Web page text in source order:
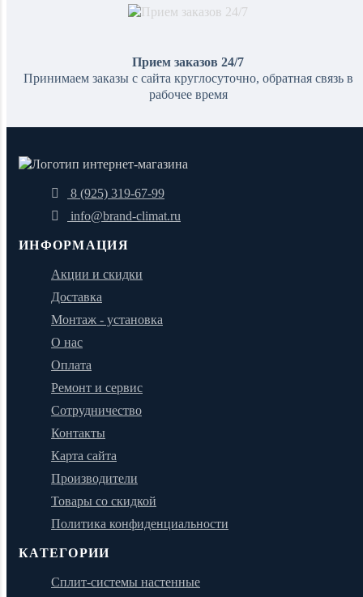
Прием заказов 24/7
Принимаем заказы с сайта круглосуточно, обратная связь в
рабочее время
8 (925) 319-67-99
info@brand-climat.ru
ИНФОРМАЦИЯ
Акции и скидки
Доставка
Монтаж - установка
О нас
Оплата
Ремонт и сервис
Сотрудничество
Контакты
Карта сайта
Производители
Товары со скидкой
Политика конфиденциальности
КАТЕГОРИИ
Сплит-системы настенные